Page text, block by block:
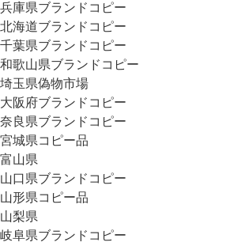
兵庫県ブランドコピー
北海道ブランドコピー
千葉県ブランドコピー
和歌山県ブランドコピー
埼玉県偽物市場
大阪府ブランドコピー
奈良県ブランドコピー
宮城県コピー品
富山県
山口県ブランドコピー
山形県コピー品
山梨県
岐阜県ブランドコピー